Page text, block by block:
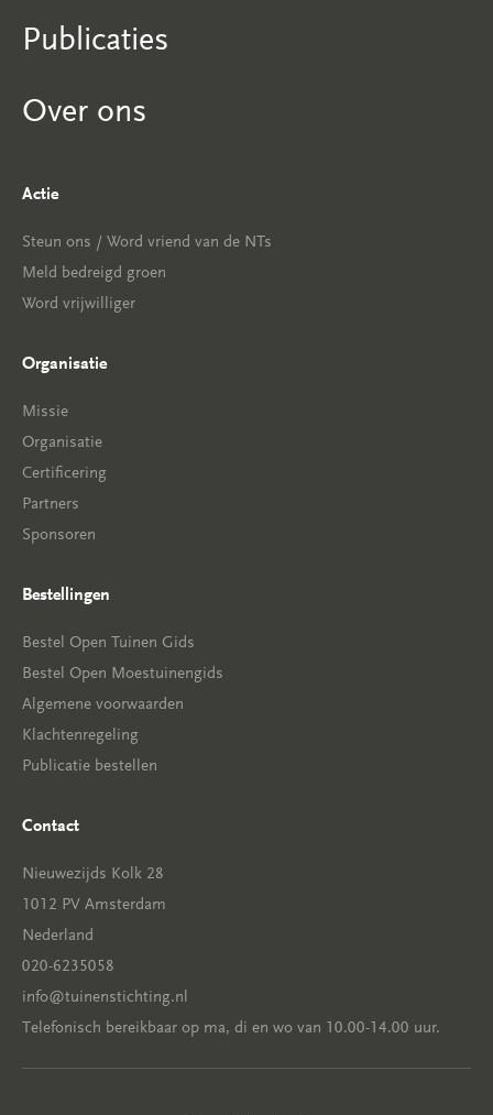
Publicaties
Over ons
Actie
Steun ons / Word vriend van de NTs
Meld bedreigd groen
Word vrijwilliger
Organisatie
Missie
Organisatie
Certificering
Partners
Sponsoren
Bestellingen
Bestel Open Tuinen Gids
Bestel Open Moestuinengids
Algemene voorwaarden
Klachtenregeling
Publicatie bestellen
Contact
Nieuwezijds Kolk 28
1012 PV Amsterdam
Nederland
020-6235058
info@tuinenstichting.nl
Telefonisch bereikbaar op ma, di en wo van 10.00-14.00 uur.